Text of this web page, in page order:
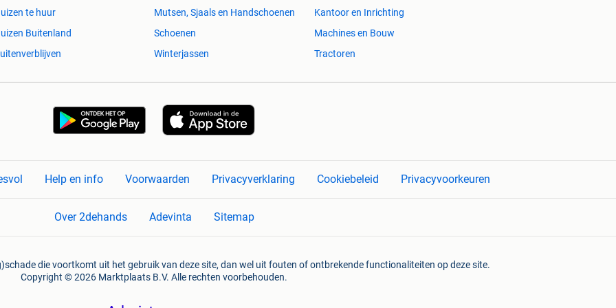
te huur
Buitenland
Mutsen, Sjaals en Handschoenen
Schoenen
Winterjassen
Kantoor en Inrichting
Machines en Bouw
Tractoren
Help en info Voorwaarden Privacyverklaring Cookiebeleid Privacyvoorkeuren
Over 2dehands Adevinta Sitemap
die voortkomt uit het gebruik van deze site, dan wel uit fouten of ontbrekende functionaliteiten op deze site.
Copyright © 2026 Marktplaats B.V. Alle rechten voorbehouden.